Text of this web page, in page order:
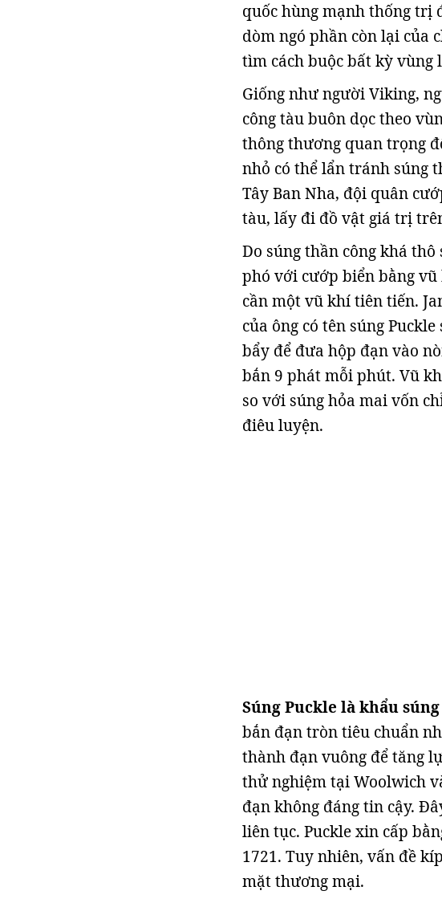
quốc hùng mạnh thống trị
dòm ngó phần còn lại của
tìm cách buộc bất kỳ vùng
Giống như người Viking,
công tàu buôn dọc theo
thông thương quan trọng
nhỏ có thể lẩn tránh súng
Tây Ban Nha, đội quân
tàu, lấy đi đồ vật giá trị
Do súng thần công khá
phó với cướp biển bằng
cần một vũ khí tiên tiến.
của ông có tên súng
bẩy để đưa hộp đạn vào
bắn 9 phát mỗi phút. Vũ
so với súng hỏa mai vốn
điêu luyện.
Súng Puckle là khẩu
bắn đạn tròn tiêu chuẩn
thành đạn vuông để tăng
thử nghiệm tại Woolwich
đạn không đáng tin cậy.
liên tục. Puckle xin cấp
1721. Tuy nhiên, vấn đề
mặt thương mại.